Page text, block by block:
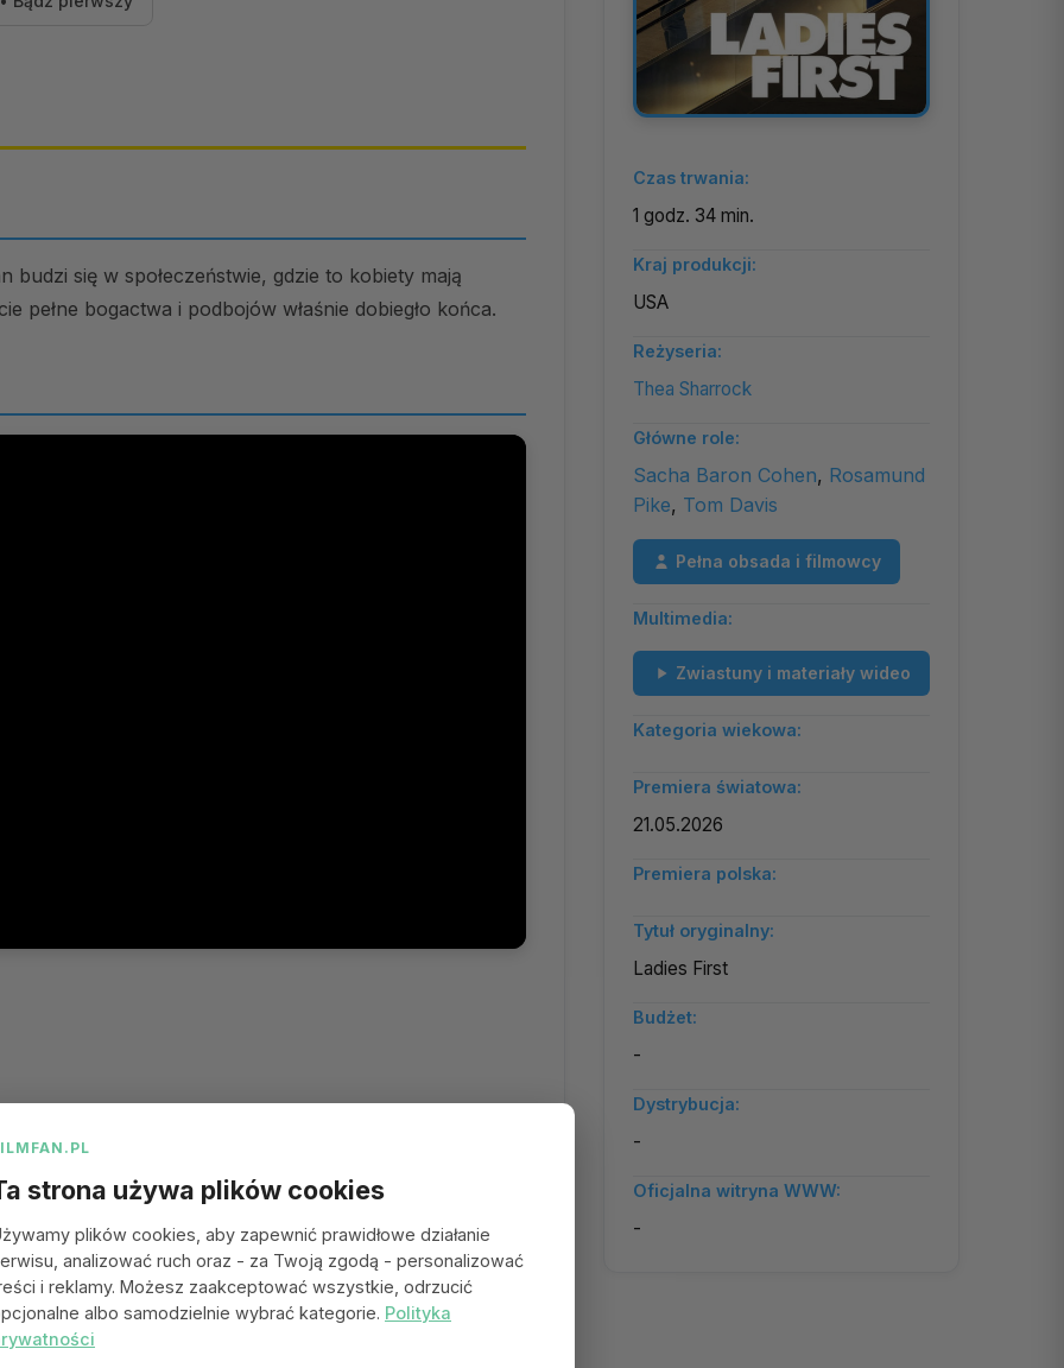
budzi się w społeczeństwie, gdzie to kobiety mają
pełne bogactwa i podbojów właśnie dobiegło końca.
Czas trwania:
1 godz. 34 min.
Kraj produkcji:
USA
Reżyseria:
Thea Sharrock
Główne role:
Sacha Baron Cohen, Rosamund
Pike, Tom Davis
Pełna obsada i filmowcy
Multimedia:
Zwiastuny i materiały wideo
Kategoria wiekowa:
Premiera światowa:
21.05.2026
Premiera polska:
Tytuł oryginalny:
Ladies First
Budżet:
-
Dystrybucja:
-
Oficjalna witryna WWW:
-
strona używa plików cookies
plików cookies, aby zapewnić prawidłowe działanie
analizować ruch oraz - za Twoją zgodą - personalizować
i reklamy. Możesz zaakceptować wszystkie, odrzucić
albo samodzielnie wybrać kategorie. Polityka